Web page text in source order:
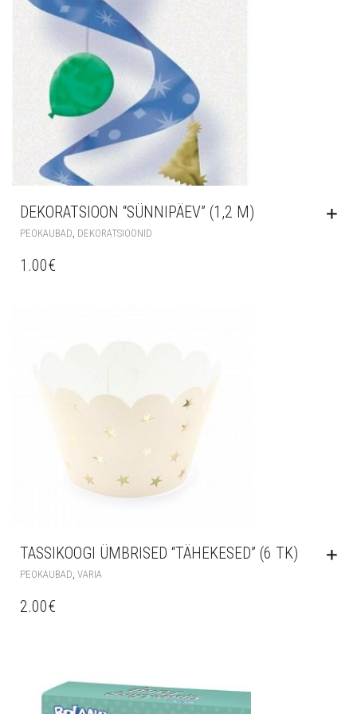
DEKORATSIOON “SÜNNIPÄEV” (1,2 M)
PEOKAUBAD, DEKORATSIOONID
1.00€
TASSIKOOGI ÜMBRISED “TÄHEKESED” (6 TK)
PEOKAUBAD VARIA
2.00€